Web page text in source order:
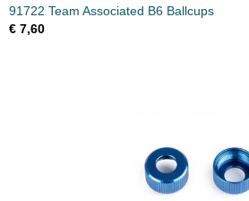
91722 Team Associated B6 Ballcups
€ 7,60